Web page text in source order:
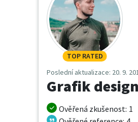
TOP RATED
Poslední aktualizace: 20. 9.
Grafik
Ověřená zkušenost: 1